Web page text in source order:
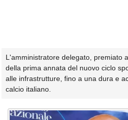
L'amministratore delegato, premiato
della prima annata del nuovo ciclo
alle infrastrutture, fino a una dura e
calcio italiano.